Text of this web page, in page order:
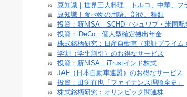
豆知識｜世界三大料理 トルコ、中華、フ
豆知識｜食べ物の用語、部位、種類
投資：新NISA｜SCHD（シュワブ・米国配
投資：iDeCo 個人型確定拠出年金
株式銘柄研究：日産自動車（東証プライム
学割（学生割引）のお得なサービス
投資：新NISA｜iTrustインド株式
JAF（日本自動車連盟）のお得なサービス
投資：田渕直也「ファイナンス理論全史」
株式銘柄研究：オリンピック関連株